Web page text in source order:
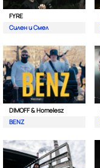
FYRE
Силен и Смел
DIMOFF & Homelesz
BENZ